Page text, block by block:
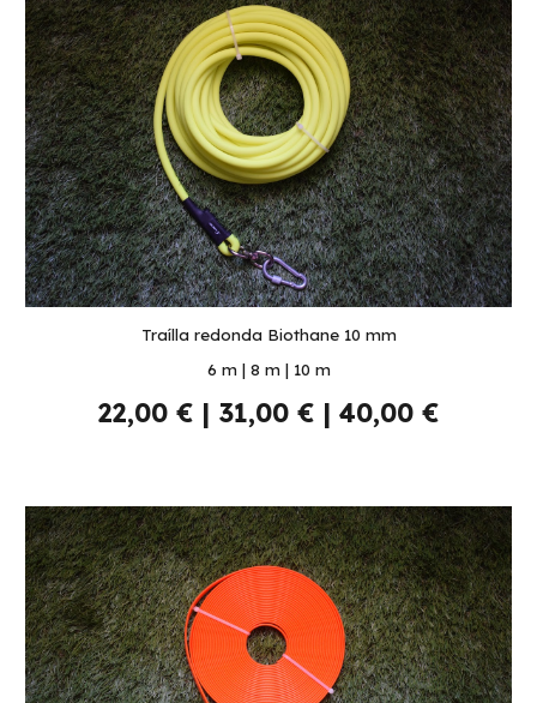
Traílla redonda Biothane 10 mm
6 m | 8 m | 10 m
22,00 € | 31,00 € | 40,00 €